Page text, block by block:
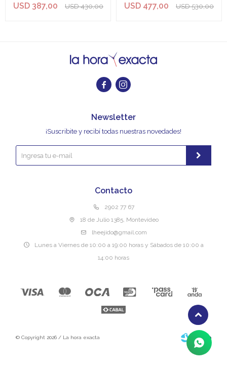
USD 387,00 USD 430,00 USD 477,00 USD 530,00
 
Contacto
2902 77 67
18 de Julio 1385, Montevideo
lheejido@gmail.com
Lunes a Viernes de 10:00 a 19:00 horas y Sábados de 10:00 a
14:00 horas
Newsletter
¡Suscribite y recibí todas nuestras novedades!
© Copyright 2026 / La hora exacta